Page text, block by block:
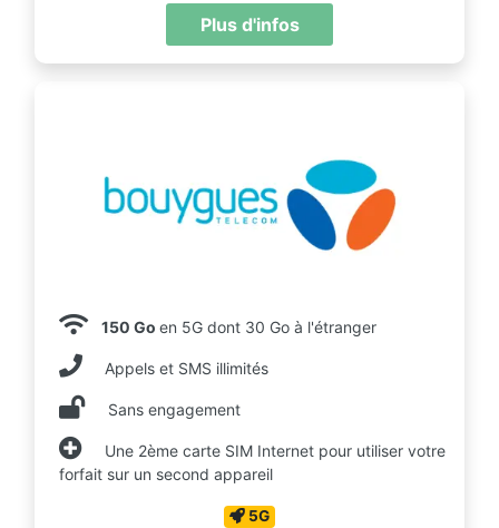
Plus d'infos
150 Go en 5G dont 30 Go à l'étranger
Appels et SMS illimités
Sans engagement
Une 2ème carte SIM Internet pour utiliser votre
forfait sur un second appareil
5G